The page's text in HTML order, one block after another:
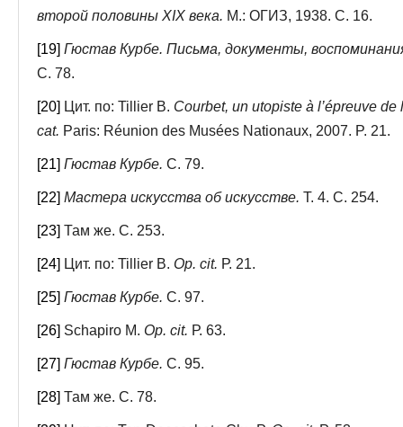
второй половины XIX века. М.: ОГИЗ, 1938. С. 16.
[19] Гюстав Курбе. Письма, документы,
С. 78.
[20] Цит. по: Tillier B. Courbet, un utopiste à l’épreuve de
cat. Paris: Réunion des Musées Nationaux, 2007. P. 21.
[21] Гюстав Курбе. С. 79.
[22] Мастера искусства об искусстве. Т. 4. С. 254.
[23] Там же. С. 253.
[24] Цит. по: Tillier B. Op. cit. Р. 21.
[25] Гюстав Курбе. С. 97.
[26] Schapiro M. Op. cit. Р. 63.
[27] Гюстав Курбе. С. 95.
[28] Там же. С. 78.